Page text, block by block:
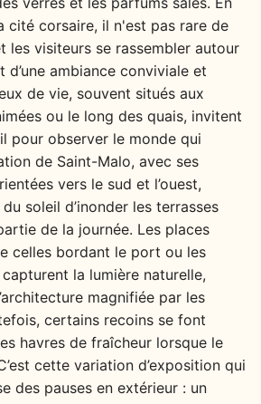
cité corsaire, il n'est pas rare de
les visiteurs se rassembler autour
d’une ambiance conviviale et
de vie, souvent situés aux
ou le long des quais, invitent
pour observer le monde qui
de Saint-Malo, avec ses
vers le sud et l’ouest,
soleil d’inonder les terrasses
de la journée. Les places
celles bordant le port ou les
la lumière naturelle,
magnifiée par les
certains recoins se font
havres de fraîcheur lorsque le
cette variation d’exposition qui
des pauses en extérieur : un